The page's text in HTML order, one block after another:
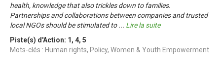
health, knowledge that also trickles down to families.
Partnerships and collaborations between companies and trusted
local NGOs should be stimulated to... Lire la suite
Piste(s) d'Action: 1 , 4, 5
Mots-clés : Human rights, Policy, Women & Youth Empowerment